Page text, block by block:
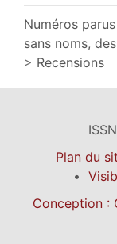
Numéros parus
sans noms,
Recensions
Plan du
Conception :